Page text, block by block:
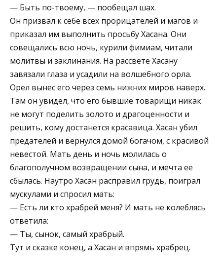
— Быть по-твоему, — пообещал шах.
Он призвал к себе всех прорицателей и магов и
приказал им выполнить просьбу Хасана. Они
совещались всю ночь, курили фимиам, читали
молитвы и заклинания. На рассвете Хасану
завязали глаза и усадили на волшебного орла.
Орел вынес его через семь нижних миров наверх.
Там он увидел, что его бывшие товарищи никак
не могут поделить золото и драгоценности и
решить, кому достанется красавица. Хасан убил
предателей и вернулся домой богачом, с красивой
невестой. Мать день и ночь молилась о
благополучном возвращении сына, и мечта ее
сбылась. Наутро Хасан расправил грудь, поиграл
мускулами и спросил мать:
— Есть ли кто храбрей меня? И мать не колеблясь
ответила:
— Ты, сынок, самый храбрый.
Тут и сказке конец, а Хасан и впрямь храбрец.